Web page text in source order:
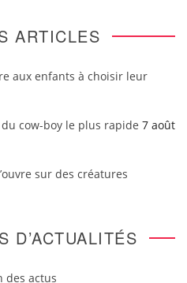
ARTICLES
aux enfants à choisir leur
du cow-boy le plus rapide 7 août
sur des créatures
D’ACTUALITÉS
des actus